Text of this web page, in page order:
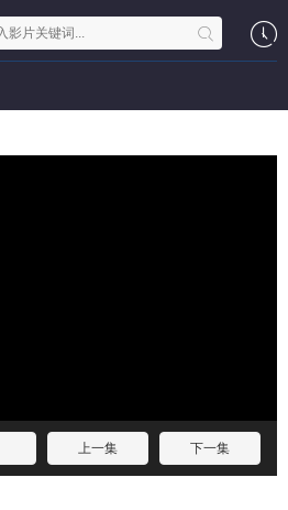
上一集 下一集